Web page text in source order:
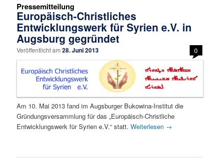
Pressemitteilung
Europäisch-Christliches
Entwicklungswerk für Syrien e.V. in
Augsburg gegründet
Veröffentlicht am28. Juni 2013 0
Am 10. Mai 2013 fand im Augsburger Bukowina-Institut die
Gründungsversammlung für das „Europäisch-Christliche
Entwicklungswerk für Syrien e.V.“ statt.Weiterlesen →